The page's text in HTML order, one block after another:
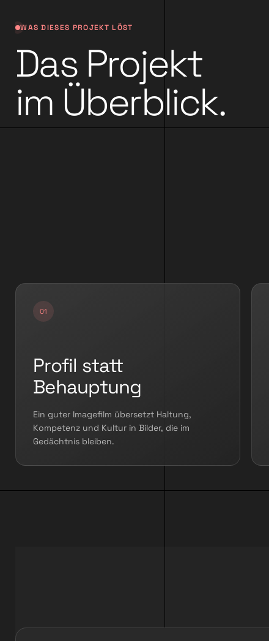
WAS DIESES PROJEKT LÖST
Das Projekt
im Überblick.
Profil statt
Behauptung
Ein guter Imagefilm übersetzt Haltung,
Kompetenz und Kultur in Bilder, die im
Gedächtnis bleiben.